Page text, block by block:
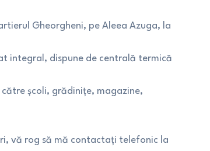
Gheorgheni, pe Aleea Azuga, la
integral, dispune de centrală termică
școli, grădinițe, magazine,
vă rog să mă contactați telefonic la